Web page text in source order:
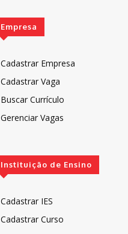
Empresa
Cadastrar Empresa
Cadastrar Vaga
Buscar Currículo
Gerenciar Vagas
Instituição de Ensino
Cadastrar IES
Cadastrar Curso